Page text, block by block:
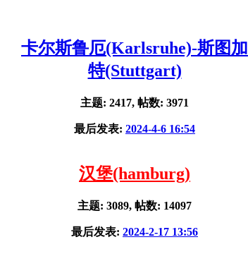
卡尔斯鲁厄(Karlsruhe)-斯图加
特(Stuttgart)
主题: 2417, 帖数: 3971
最后发表: 2024-4-6 16:54
汉堡(hamburg)
主题: 3089, 帖数: 14097
最后发表: 2024-2-17 13:56